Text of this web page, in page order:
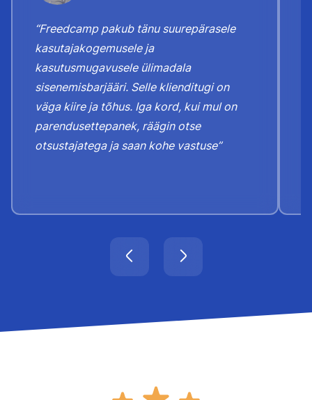
“Freedcamp pakub tänu suurepärasele
kasutajakogemusele ja
kasutusmugavusele ülimadala
sisenemisbarjääri. Selle klienditugi on
väga kiire ja tõhus. Iga kord, kui mul on
parendusettepanek, räägin otse
otsustajatega ja saan kohe vastuse”